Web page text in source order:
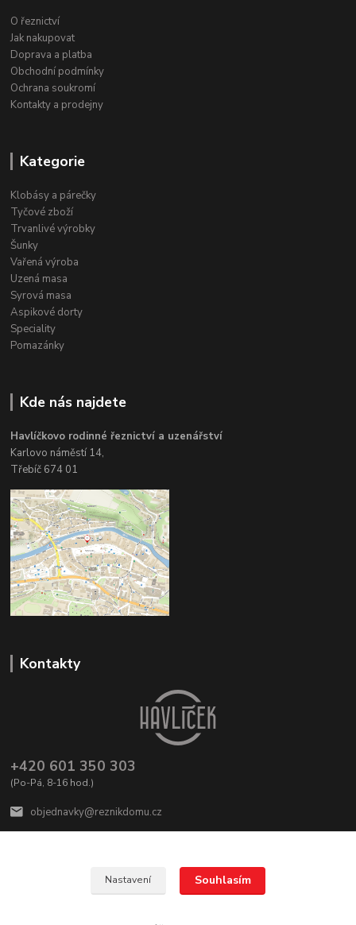
O řeznictví
Jak nakupovat
Doprava a platba
Obchodní podmínky
Ochrana soukromí
Kontakty a prodejny
Kategorie
Klobásy a párečky
Tyčové zboží
Trvanlivé výrobky
Šunky
Vařená výroba
Uzená masa
Syrová masa
Aspikové dorty
Speciality
Pomazánky
Kde nás najdete
Havlíčkovo rodinné řeznictví a uzenářství
Karlovo náměstí 14,
Třebíč 674 01
Kontakty
+420 601 350 303
(Po-Pá, 8-16 hod.)
objednavky@reznikdomu.cz
Nastavení Souhlasím